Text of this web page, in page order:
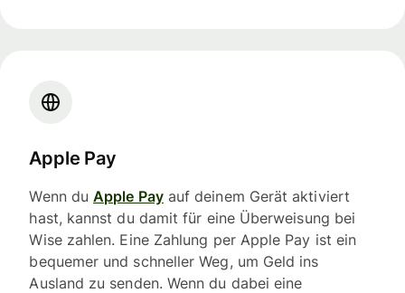
Apple Pay
Wenn duApple Payauf deinem Gerät aktiviert
hast, kannst du damit für eine Überweisung bei
Wise zahlen. Eine Zahlung per Apple Pay ist ein
bequemer und schneller Weg, um Geld ins
Ausland zu senden. Wenn du dabei eine